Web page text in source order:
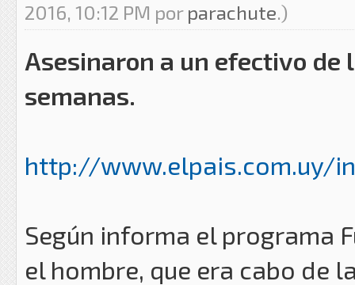
2016, 10:12 PM por parachute.)
Asesinaron a un efectivo de
semanas.
http://www.elpais.com.uy/
Según informa el programa
el hombre, que era cabo de